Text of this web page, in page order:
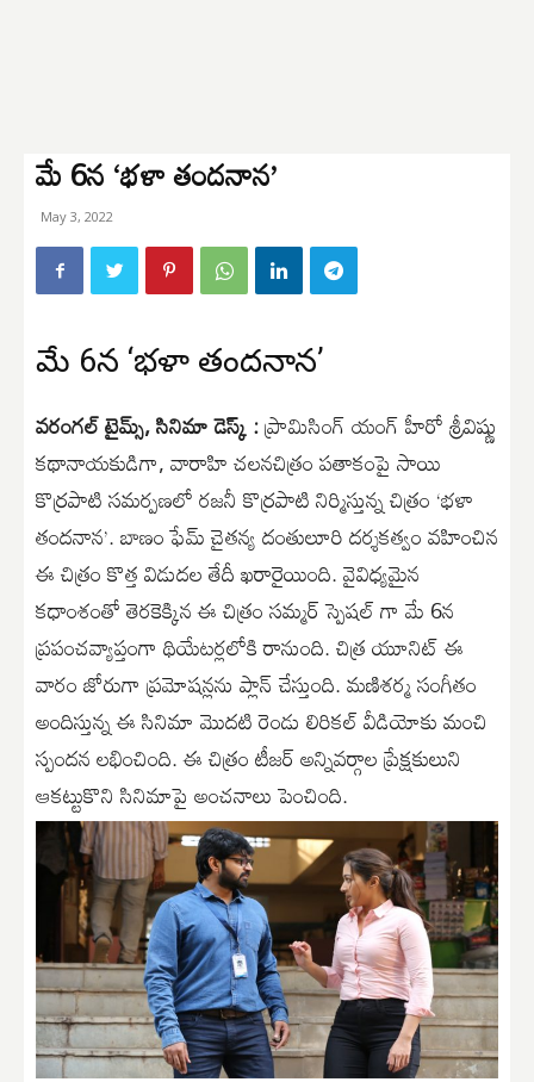
మే 6న ‘భళా తందనాన’
May 3, 2022
మే 6న ‘భళా తందనాన’
వరంగల్ టైమ్స్, సినిమా డెస్క్ :ప్రామిసింగ్ యంగ్ హీరో శ్రీవిష్ణు
కథానాయకుడిగా, వారాహి చలనచిత్రం పతాకంపై సాయి
కొర్రపాటి సమర్పణలో రజనీ కొర్రపాటి నిర్మిస్తున్న చిత్రం ‘భళా
తందనాన’. బాణం ఫేమ్ చైతన్య దంతులూరి దర్శకత్వం వహించిన
ఈ చిత్రం కొత్త విడుదల తేదీ ఖరారైయింది. వైవిధ్యమైన
కధాంశంతో తెరకెక్కిన ఈ చిత్రం సమ్మర్ స్పెషల్ గా మే 6న
ప్రపంచవ్యాప్తంగా థియేటర్లలోకి రానుంది. చిత్ర యూనిట్ ఈ
వారం జోరుగా ప్రమోషన్లను ప్లాన్ చేస్తుంది. మణిశర్మ సంగీతం
అందిస్తున్న ఈ సినిమా మొదటి రెండు లిరికల్ వీడియోకు మంచి
స్పందన లభించింది. ఈ చిత్రం టీజర్ అన్నివర్గాల ప్రేక్షకులుని
ఆకట్టుకొని సినిమాపై అంచనాలు పెంచింది.